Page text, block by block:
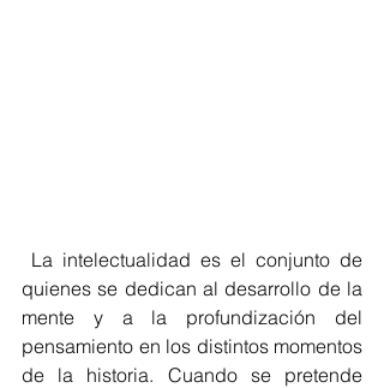
quienes se dedican al desarrollo de la
mente y a la profundización del
pensamiento en los distintos momentos
de la historia. Cuando se pretende